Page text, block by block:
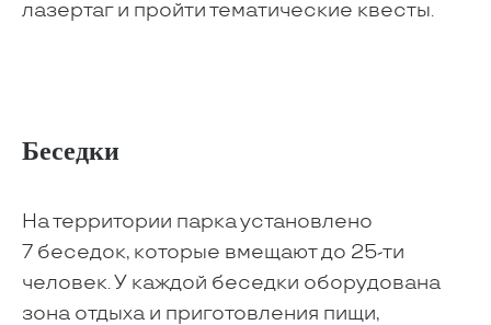
лазертаг и пройти тематические квесты.
Беседки
На территории парка установлено
7 беседок, которые вмещают до 25-ти
человек. У каждой беседки оборудована
зона отдыха и приготовления пищи,